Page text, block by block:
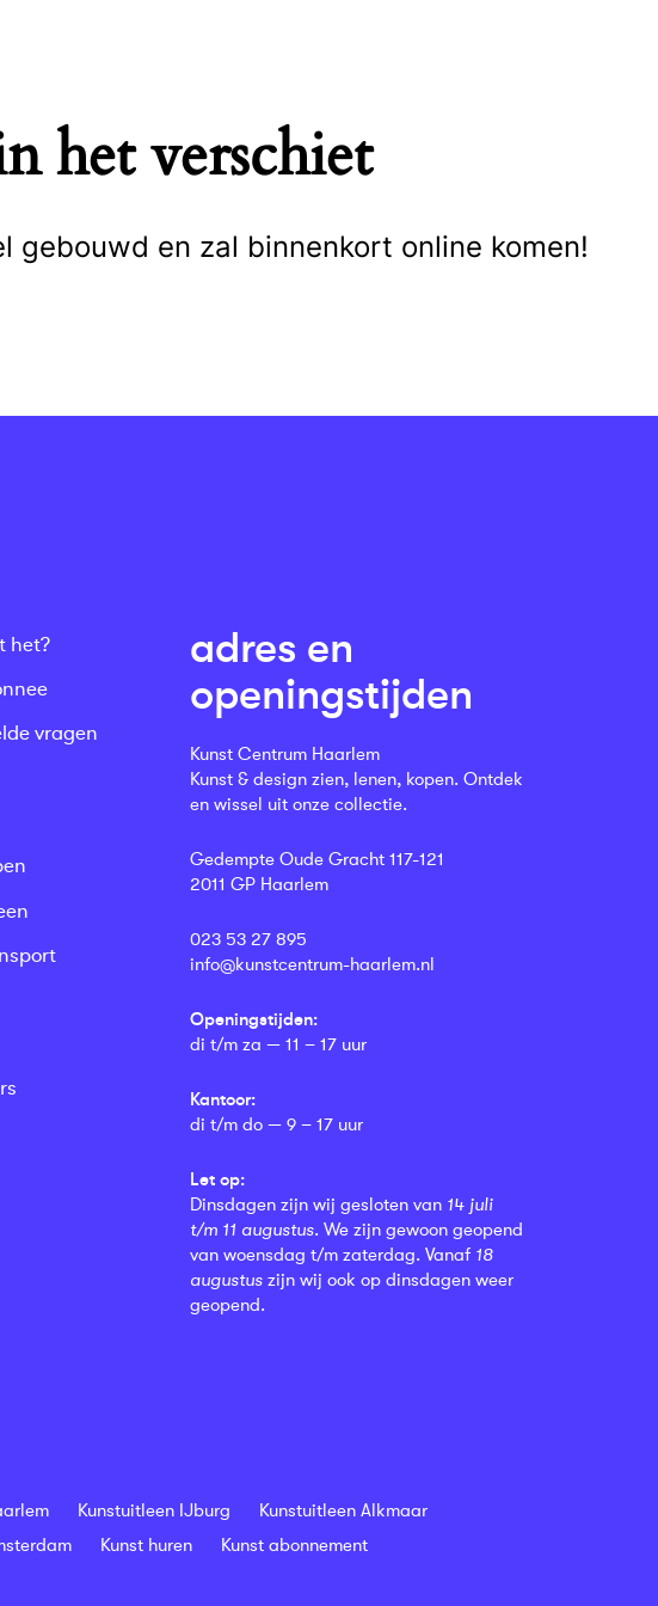
het verschiet
en zal binnenkort online komen!
het?
vragen
adres en
openingstijden
Kunst Centrum Haarlem
Kunst & design zien, lenen, kopen. Ontdek
en wissel uit onze collectie.
Gedempte Oude Gracht 117-121
2011 GP Haarlem
023 53 27 895
info@kunstcentrum-haarlem.nl
Openingstijden:
di t/m za — 11 – 17 uur
Kantoor:
di t/m do — 9 – 17 uur
Let op:
Dinsdagen zijn wij gesloten van 14 juli
t/m 11 augustus. We zijn gewoon geopend
van woensdag t/m zaterdag. Vanaf 18
augustus zijn wij ook op dinsdagen weer
geopend.
Kunstuitleen IJburg
Kunstuitleen Alkmaar
Kunst huren Kunst abonnement